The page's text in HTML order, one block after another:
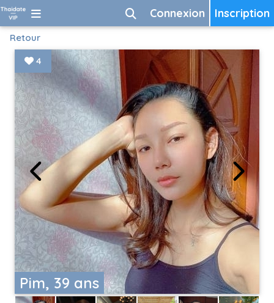
Inscription
Connexion
Retour
Pim, 39 ans
4